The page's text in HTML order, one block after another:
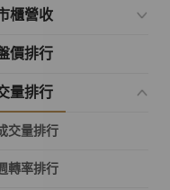
櫃營收
價排行
量排行
交量排行
轉率排行